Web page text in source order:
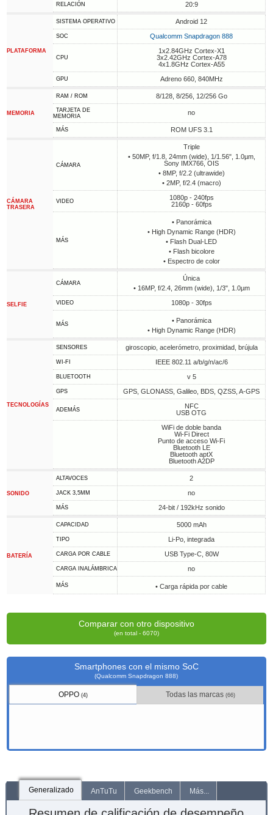
RELACIÓN 20:9
PLATAFORMA
SISTEMA OPERATIVO Android 12
SOC Qualcomm Snapdragon 888
CPU
1x2.84GHz Cortex-X1
3x2.42GHz Cortex-A78
4x1.8GHz Cortex-A55
GPU Adreno 660, 840MHz
MEMORIA
RAM / ROM 8/128, 8/256, 12/256 Go
TARJETA DE
MEMORIA
no
MÁS ROM UFS 3.1
CÁMARA
TRASERA
CÁMARA
Triple
• 50MP, f/1.8, 24mm (wide), 1/1.56", 1.0µm,
Sony IMX766, OIS
• 8MP, f/2.2 (ultrawide)
• 2MP, f/2.4 (macro)
VIDEO
1080p - 240fps
2160p - 60fps
MÁS
• Panorámica
• High Dynamic Range (HDR)
• Flash Dual-LED
• Flash bicolore
• Espectro de color
SELFIE
CÁMARA
Única
• 16MP, f/2.4, 26mm (wide), 1/3", 1.0µm
VIDEO 1080p - 30fps
MÁS
• Panorámica
• High Dynamic Range (HDR)
TECNOLOGÍAS
SENSORES giroscopio, acelerómetro, proximidad, brújula
WI-FI IEEE 802.11 a/b/g/n/ac/6
BLUETOOTH v 5
GPS GPS, GLONASS, Galileo, BDS, QZSS, A-GPS
ADEMÁS
NFC
USB OTG
WiFi de doble banda
Wi-Fi Direct
Punto de acceso Wi-Fi
Bluetooth LE
Bluetooth aptX
Bluetooth A2DP
SONIDO
ALTAVOCES 2
JACK 3,5MM no
MÁS 24-bit / 192kHz sonido
BATERÍA
CAPACIDAD 5000 mAh
TIPO Li-Po, integrada
CARGA POR CABLE USB Type-C, 80W
CARGA INALÁMBRICA no
MÁS • Carga rápida por cable
Comparar con otro dispositivo
(en total - 6070)
Smartphones con el mismo SoC
(Qualcomm Snapdragon 888)
OPPO(4) Todas las marcas (66)
Generalizado AnTuTu Geekbench Más...